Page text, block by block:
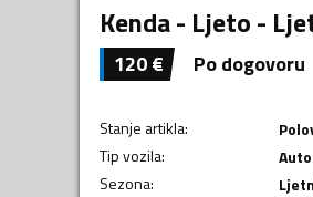
Kenda - Ljeto -
120€ Po dogovoru
Stanje artikla:
Tip vozila:
Sezona: